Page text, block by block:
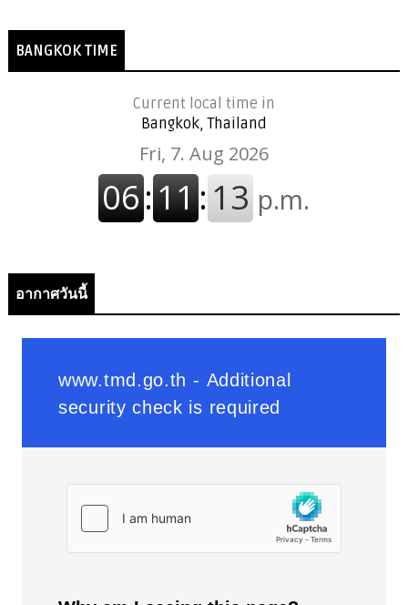
BANGKOK TIME
Current local time in
Bangkok, Thailand
อากาศวันนี้